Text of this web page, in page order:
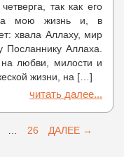
так как его
мою жизнь и, в
хвала Аллаху, мир
Посланнику Аллаха.
любви, милости и
жизни, на […]
читать далее...
… 26 ДАЛЕЕ →